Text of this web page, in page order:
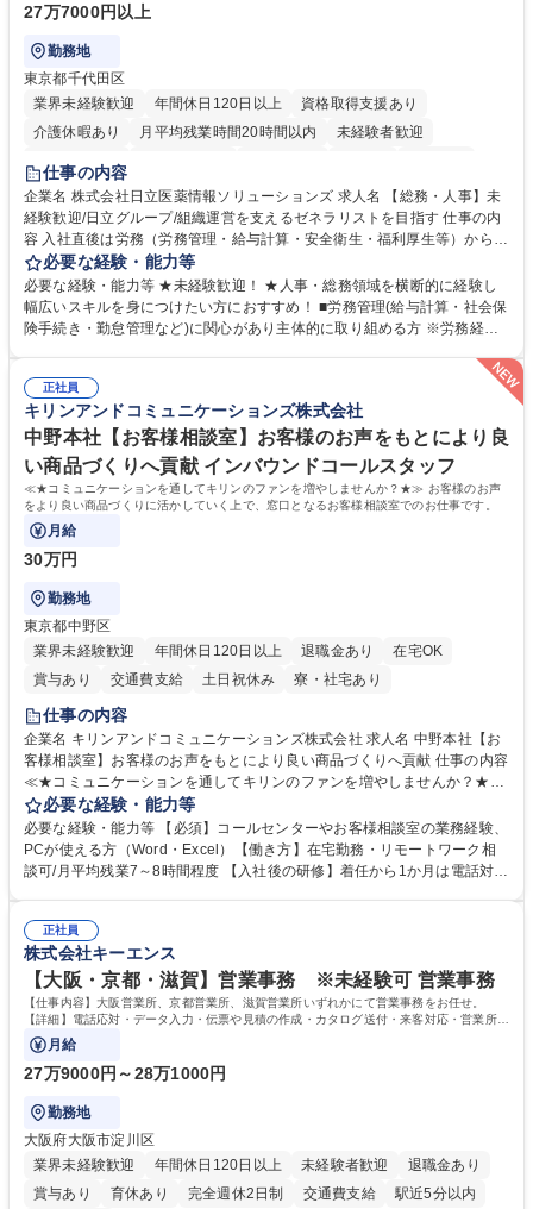
27万7000円以上
勤務地
東京都千代田区
業界未経験歓迎
年間休日120日以上
資格取得支援あり
介護休暇あり
月平均残業時間20時間以内
未経験者歓迎
住宅手当あり
育休あり
完全週休2日制 交通費支給 土日祝休み 寮・社宅あり
仕事の内容
企業名 株式会社日立医薬情報ソリューションズ 求人名 【総務・人事】未
経験歓迎/日立グループ/組織運営を支えるゼネラリストを目指す 仕事の内
容 入社直後は労務（労務管理・給与計算・安全衛生・福利厚生等）からお
任せいたします。将来は総務・採用・教育業務へ守備範囲を広げ、組織運
営を支えるゼネラリストをめざせます。 ・初期業務：労働時間管理、給与
計算、社会保険対応、福利厚生管理、安全衛生、健康経営推進等をお任せ
します。ご経験に応じて、休職者管理など、幅広く経験を積んでいただき
★メンバーがマンツーマンで丁寧に教えるため、ご経験が浅くても安心！
幅広く経験を積みたい意欲がある方に最適な環境です。 募集職種 【総
務・人事】未経験歓迎/日立グループ/組織運営を支えるゼネラリストを目
指す
必要な経験・能力等
必要な経験・能力等 ★未経験歓迎！ ★人事・総務領域を横断的に経験し
幅広いスキルを身につけたい方におすすめ！ ■労務管理(給与計算・社会保
険手続き・勤怠管理など)に関心があり主体的に取り組める方 ※労務経験
マネジメント職として活躍したい 【尚可】■人事、労務、採用、教育業務
のご経験 ■労務管理（給与計算・社会保険手続き・勤怠管理など）の経験
■衛生管理者の資格をお持ちの方 学歴・資格 学歴：大学院 大学 高専 短大
専修学校 高校 語学力： 資格：
正社員
キリンアンドコミュニケーションズ株式会社
中野本社【お客様相談室】お客様のお声をもとにより良
い商品づくりへ貢献 インバウンドコールスタッフ
≪★コミュニケーションを通してキリンのファンを増やしませんか？★≫ お客様のお声
をより良い商品づくりに活かしていく上で、窓口となるお客様相談室でのお仕事です。
月給
30万円
勤務地
東京都中野区
業界未経験歓迎
年間休日120日以上 退職金あり
在宅OK
賞与あり
交通費支給 土日祝休み 寮・社宅あり
仕事の内容
企業名 キリンアンドコミュニケーションズ株式会社 求人名 中野本社【お
客様相談室】お客様のお声をもとにより良い商品づくりへ貢献 仕事の内容
≪★コミュニケーションを通してキリンのファンを増やしませんか？★≫
お客様のお声をより良い商品づくりに活かしていく上で、窓口となるお客
様相談室でのお仕事です。 日々お客様からいただくキリングループへのご
意見を、企業活動に活かしています。お客様からの声に迅速かつ誠意をも
って対応、情報提供するとともにグループ内活動に反映しています。 【具
平均100件前後■メール・手紙：同上40件前後 募集職種 中野本社【お客様
相談室】お客様のお声をもとにより良い商品づくりへ貢献
必要な経験・能力等
必要な経験・能力等 【必須】コールセンターやお客様相談室の業務経験、
PCが使える方（Word・Excel）【働き方】在宅勤務・リモートワーク相
談可/月平均残業7～8時間程度 【入社後の研修】着任から1か月は電話対応
すのでご安心ください。 【当社について】キリングループの広報機能を担
う会社として、お客様との出会いを大切にし、磨き上げたホスピタリティ
を込めてコミュニケーションをとりながら広報関連業務を行っておりま
す。 学歴・資格 学歴：大学院 大学 高専 短大 専修学校 高校 語学力： 資
格：
正社員
株式会社キーエンス
【大阪・京都・滋賀】営業事務 ※未経験可 営業事務
【仕事内容】大阪営業所、京都営業所、滋賀営業所いずれかにて営業事務をお任せ。
【詳細】電話応対・データ入力・伝票や見積の作成・カタログ送付・来客対応・営業所内
で発生する事務業務や業務改善をお任せ。
月給
27万9000円～28万1000円
勤務地
大阪府大阪市淀川区
業界未経験歓迎
年間休日120日以上 未経験者歓迎
退職金あり
賞与あり
育休あり 完全週休2日制 交通費支給 駅近5分以内